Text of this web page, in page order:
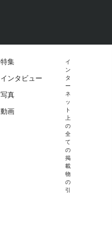
特集
インタビュー
写真
動画
イ
ン
タ
ー
ネ
ッ
ト
上
の
全
て
の
掲
載
物
の
引